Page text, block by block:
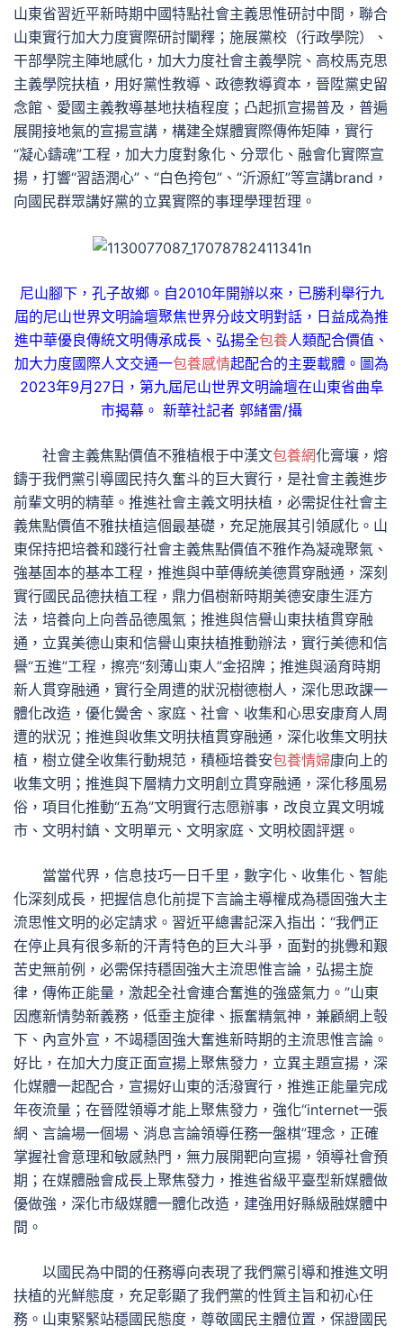
山東省習近平新時期中國特點社會主義思惟研討中間，聯合
山東實行加大力度實際研討闡釋；施展黨校（行政學院）、
干部學院主陣地感化，加大力度社會主義學院、高校馬克思
主義學院扶植，用好黨性教導、政德教導資本，晉陞黨史留
念館、愛國主義教導基地扶植程度；凸起抓宣揚普及，普遍
展開接地氣的宣揚宣講，構建全媒體實際傳佈矩陣，實行
“凝心鑄魂”工程，加大力度對象化、分眾化、融會化實際宣
揚，打響“習語潤心”、“白色挎包”、“沂源紅”等宣講brand，
向國民群眾講好黨的立異實際的事理學理哲理。
尼山腳下，孔子故鄉。自2010年開辦以來，已勝利舉行九
屆的尼山世界文明論壇聚焦世界分歧文明對話，日益成為推
進中華優良傳統文明傳承成長、弘揚全包養人類配合價值、
加大力度國際人文交通一包養感情起配合的主要載體。圖為
2023年9月27日，第九屆尼山世界文明論壇在山東省曲阜
市揭幕。 新華社記者 郭緒雷/攝
社會主義焦點價值不雅植根于中漢文包養網化膏壤，熔
鑄于我們黨引導國民持久奮斗的巨大實行，是社會主義進步
前輩文明的精華。推進社會主義文明扶植，必需捉住社會主
義焦點價值不雅扶植這個最基礎，充足施展其引領感化。山
東保持把培養和踐行社會主義焦點價值不雅作為凝魂聚氣、
強基固本的基本工程，推進與中華傳統美德貫穿融通，深刻
實行國民品德扶植工程，鼎力倡樹新時期美德安康生涯方
法，培養向上向善品德風氣；推進與信譽山東扶植貫穿融
通，立異美德山東和信譽山東扶植推動辦法，實行美德和信
譽“五進”工程，擦亮“刻薄山東人”金招牌；推進與涵育時期
新人貫穿融通，實行全周遭的狀況樹德樹人，深化思政課一
體化改造，優化黌舍、家庭、社會、收集和心思安康育人周
遭的狀況；推進與收集文明扶植貫穿融通，深化收集文明扶
植，樹立健全收集行動規范，積極培養安包養情婦康向上的
收集文明；推進與下層精力文明創立貫穿融通，深化移風易
俗，項目化推動“五為”文明實行志愿辦事，改良立異文明城
市、文明村鎮、文明單元、文明家庭、文明校園評選。
當當代界，信息技巧一日千里，數字化、收集化、智能
化深刻成長，把握信息化前提下言論主導權成為穩固強大主
流思惟文明的必定請求。習近平總書記深入指出：“我們正
在停止具有很多新的汗青特色的巨大斗爭，面對的挑釁和艱
苦史無前例，必需保持穩固強大主流思惟言論，弘揚主旋
律，傳佈正能量，激起全社會連合奮進的強盛氣力。”山東
因應新情勢新義務，低垂主旋律、振奮精氣神，兼顧網上彀
下、內宣外宣，不竭穩固強大奮進新時期的主流思惟言論。
好比，在加大力度正面宣揚上聚焦發力，立異主題宣揚，深
化媒體一起配合，宣揚好山東的活潑實行，推進正能量完成
年夜流量；在晉陞領導才能上聚焦發力，強化“internet一張
網、言論場一個場、消息言論領導任務一盤棋”理念，正確
掌握社會意理和敏感熱門，無力展開靶向宣揚，領導社會預
期；在媒體融會成長上聚焦發力，推進省級平臺型新媒體做
優做強，深化市級媒體一體化改造，建強用好縣級融媒體中
間。
以國民為中間的任務導向表現了我們黨引導和推進文明
扶植的光鮮態度，充足彰顯了我們黨的性質主旨和初心任
務。山東緊緊站穩國民態度，尊敬國民主體位置，保證國民